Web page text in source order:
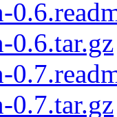
0.6.tar.gz
0.7.tar.gz